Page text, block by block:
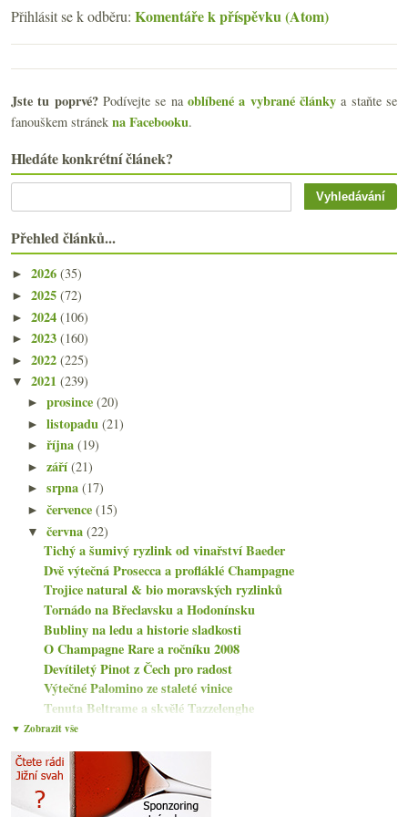
Přihlásit se k odběru: Komentáře k příspěvku (Atom)
Jste tu poprvé?Podívejte se naoblíbené a vybrané články a staňte se
fanouškem stránek na Facebooku.
Hledáte konkrétní článek?
Přehled článků...
► 2026 (35)
► 2025 (72)
► 2024 (106)
► 2023 (160)
► 2022 (225)
▼ 2021 (239)
►prosince(20)
►listopadu(21)
►října(19)
►září(21)
►srpna(17)
►července(15)
▼června(22)
Tichý a šumivý ryzlink od vinařství Baeder
Dvě výtečná Prosecca a profláklé Champagne
Trojice natural & bio moravských ryzlinků
Tornádo na Břeclavsku a Hodonínsku
Bubliny na ledu a historie sladkosti
O Champagne Rare a ročníku 2008
Devítiletý Pinot z Čech pro radost
Výtečné Palomino ze staleté vinice
Tenuta Beltrame a skvělé Tazzelenghe
Něco se děje tam kde šumí Cava
Chutné Prosecco a naturální Podfuck
Výtečný Pinot Noir z Rheingau od divoké kočky
Suché Fino z Lidlu
Proč nedávat víno do mrazáku
▼ Zobrazit vše